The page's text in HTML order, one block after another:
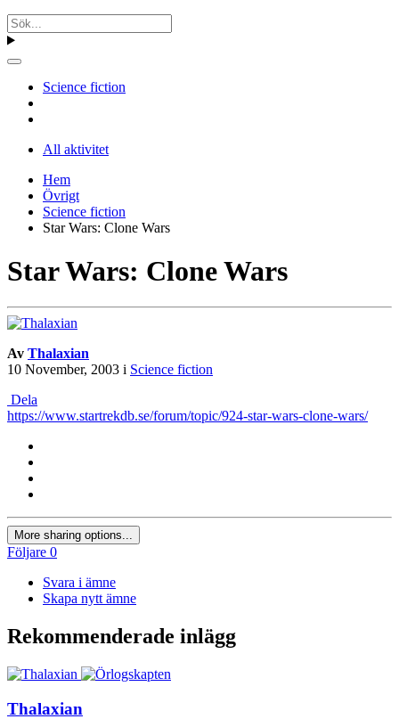
Science fiction
All aktivitet
Hem
Övrigt
Science fiction
Star Wars: Clone Wars
Star Wars: Clone Wars
Av Thalaxian
10 November, 2003 i Science fiction
Dela
https://www.startrekdb.se/forum/topic/924-star-wars-clone-wars/
More sharing options...
Följare 0
Svara i ämne
Skapa nytt ämne
Rekommenderade inlägg
Thalaxian